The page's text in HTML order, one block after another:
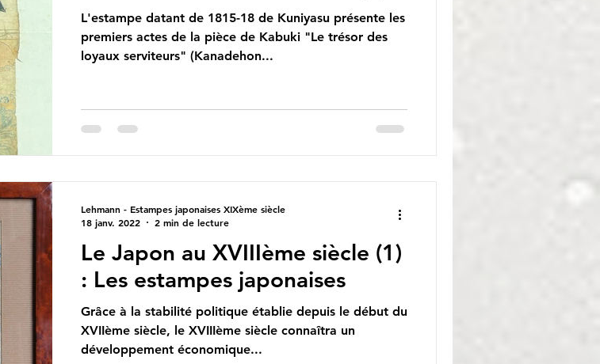
L'estampe datant de 1815-18 de Kuniyasu présente les
premiers actes de la pièce de Kabuki "Le trésor des
loyaux serviteurs" (Kanadehon...
Le Japon au XVIIIème siècle (1)
: Les estampes japonaises
Grâce à la stabilité politique établie depuis le début du
XVIIème siècle, le XVIIIème siècle connaîtra un
développement économique...
Lehmann - Estampes japonaises XIXème siècle
18 janv. 2022
2 min de lecture